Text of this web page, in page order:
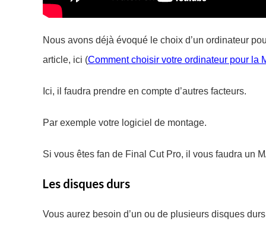
Nous avons déjà évoqué le choix d’un ordinateur
article, ici (Comment choisir votre ordinateur pour la
Ici, il faudra prendre en compte d’autres facteurs.
Par exemple votre logiciel de montage.
Si vous êtes fan de Final Cut Pro, il vous faudra un
Les disques durs
Vous aurez besoin d’un ou de plusieurs disques